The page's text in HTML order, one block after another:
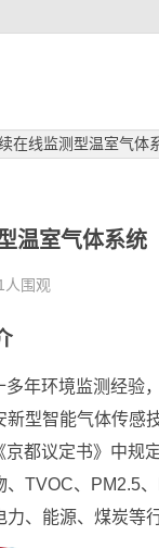
在线监测型温室气体
温室气体系统
围观
年环境监测经验
型智能气体传感
都议定书》中规
TVOC、PM2.5
、能源、煤炭等行